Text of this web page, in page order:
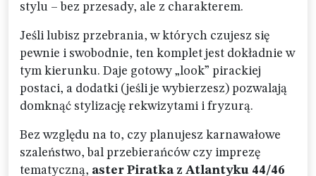
stylu – bez przesady, ale z charakterem.
Jeśli lubisz przebrania, w których czujesz się
pewnie i swobodnie, ten komplet jest dokładnie w
tym kierunku. Daje gotowy „look” pirackiej
postaci, a dodatki (jeśli je wybierzesz) pozwalają
domknąć stylizację rekwizytami i fryzurą.
Bez względu na to, czy planujesz karnawałowe
szaleństwo, bal przebierańców czy imprezę
tematyczną, aster Piratka z Atlantyku 44/46